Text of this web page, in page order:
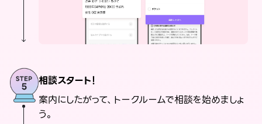
相談スタート！
案内にしたがって、トークルームで相談を始めましょ
う。